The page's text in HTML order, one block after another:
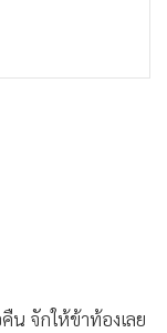
น จักให้ข้าท้องเลย